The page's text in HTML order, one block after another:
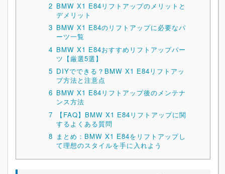
2 BMW X1 E84リフトアップのメリットと
デメリット
3 BMW X1 E84のリフトアップに必要なパ
ーツ一覧
4 BMW X1 E84おすすめリフトアップパー
ツ【厳選5選】
5 DIYでできる？BMW X1 E84リフトアッ
プ方法と注意点
6 BMW X1 E84リフトアップ後のメンテナ
ンス方法
7
【FAQ】BMW X1 E84リフトアップに関
するよくある質問
8 まとめ：BMW X1 E84をリフトアップし
て理想のスタイルを手に入れよう